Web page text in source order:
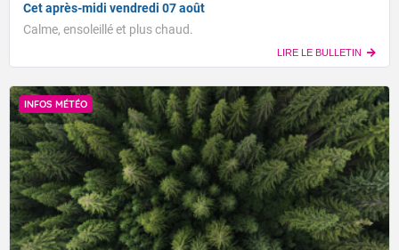
Cet après-midi vendredi 07 août
Calme, ensoleillé et plus chaud.
LIRE LE BULLETIN
INFOS MÉTÉO